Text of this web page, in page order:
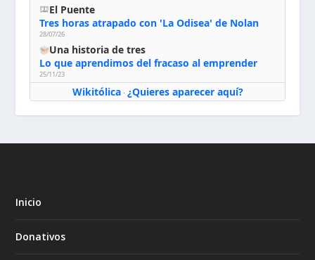
El Puente
Tres horas atrapado con 'La Odisea' de Nolan
28/07/26
Una historia de tres
Lo que aprendimos del fracaso al emprender
25/11/23
Wikitólica· ¿Quieres aparecer aquí?
Inicio
Donativos